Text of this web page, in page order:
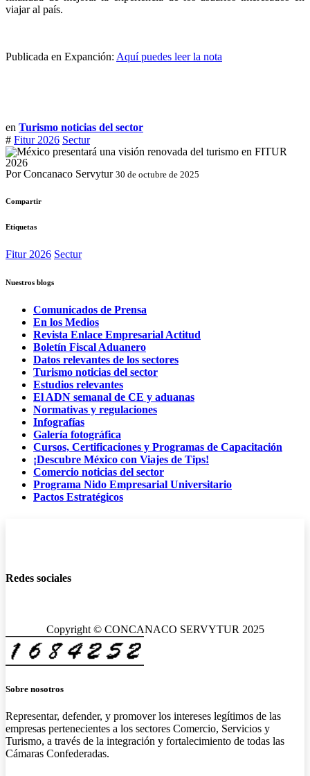
viajar al país.
Publicada en Expanción: Aquí puedes leer la nota
en Turismo noticias del sector
# Fitur 2026 Sectur
Por Concanaco Servytur 30 de octubre de 2025
Compartir
Etiquetas
Fitur 2026 Sectur
Nuestros blogs
Comunicados de Prensa
En los Medios
Revista Enlace Empresarial Actitud
Boletín Fiscal Aduanero
Datos relevantes de los sectores
Turismo noticias del sector
Estudios relevantes
El ADN semanal de CE y aduanas
Normativas y regulaciones
Infografías
Galería fotográfica
Cursos, Certificaciones y Programas de Capacitación
¡Descubre México con Viajes de Tips!
Comercio noticias del sector
Programa Nido Empresarial Universitario
Pactos Estratégicos
Redes sociales
Copyright © CONCANACO SERVYTUR 2025
Sobre nosotros
Representar, defender, y promover los intereses legítimos de las
empresas pertenecientes a los sectores Comercio, Servicios y
Turismo, a través de la integración y fortalecimiento de todas las
Cámaras Confederadas.